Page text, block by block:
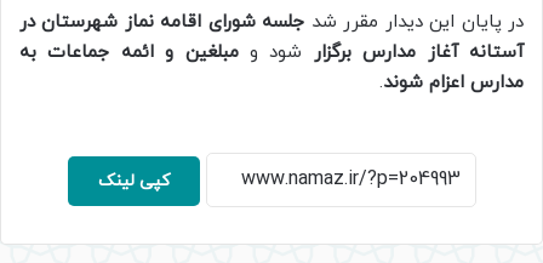
در پایان این دیدار مقرر شد جلسه شورای اقامه نماز شهرستان در
آستانه آغاز مدارس برگزار شود ومبلغین و ائمه جماعات به
مدارس اعزام شوند.
کپی لینک